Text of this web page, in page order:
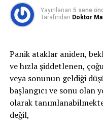
Yayınlanan 5 sene
Tarafından Doktor
Panik ataklar aniden,
ve hızla şiddetlenen,
veya sonunun geldiği
başlangıcı ve sonu olan
olarak
değil,